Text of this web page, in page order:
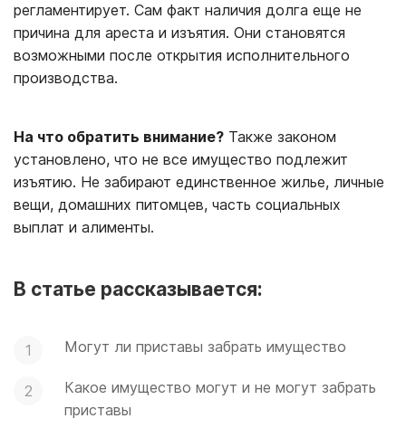
регламентирует. Сам факт наличия долга еще не
причина для ареста и изъятия. Они становятся
возможными после открытия исполнительного
производства.
На что обратить внимание? Также законом
установлено, что не все имущество подлежит
изъятию. Не забирают единственное жилье, личные
вещи, домашних питомцев, часть социальных
выплат и алименты.
В статье рассказывается:
Могут ли приставы забрать имущество
Какое имущество могут и не могут забрать
приставы